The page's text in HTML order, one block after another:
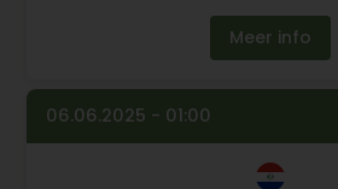
Meer info
06.06.2025 - 01:00